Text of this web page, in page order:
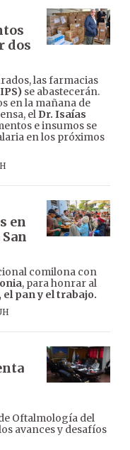
dos
las farmacias
se abastecerán.
en la mañana de
el Dr. Isaías
e insumos se
en los próximos
en
comilona con
, para honrar al
pan y el trabajo.
Oftalmología del
avances y desafíos